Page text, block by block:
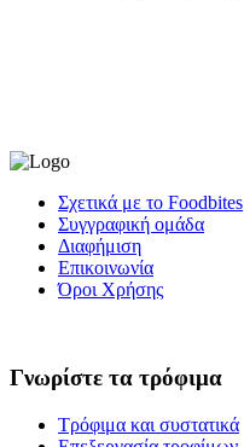
Σχετικά με το Foodbites
Συγγραφική ομάδα
Διαφήμιση
Επικοινωνία
Όροι Χρήσης
Γνωρίστε τα τρόφιμα
Τρόφιμα και συστατικά